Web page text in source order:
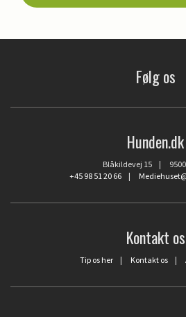
Følg os
Hunden.dk
Blåkildevej 15 | 9500
+45 98 51 20 66|
Kontakt os
Tip os her | Kontakt os |